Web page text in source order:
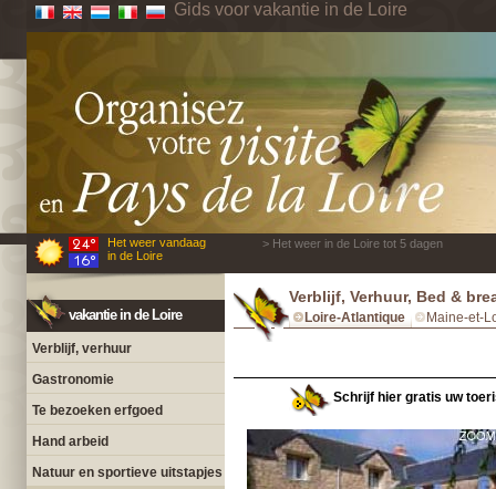
Gids voor vakantie in de Loire
Het weer vandaag
in de Loire
> Het weer in de Loire tot 5 dagen
vakantie in de Loire
Verblijf, verhuur
Gastronomie
Te bezoeken erfgoed
Hand arbeid
Natuur en sportieve uitstapjes
Verblijf, Verhuur, Bed &
Loire-Atlantique Maine-et-
Schrijf hier gratis uw